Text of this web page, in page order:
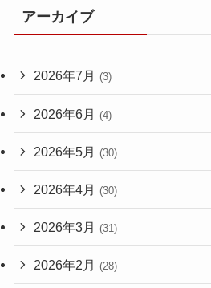
アーカイブ
2026年7月 (3)
2026年6月 (4)
2026年5月 (30)
2026年4月 (30)
2026年3月 (31)
2026年2月 (28)